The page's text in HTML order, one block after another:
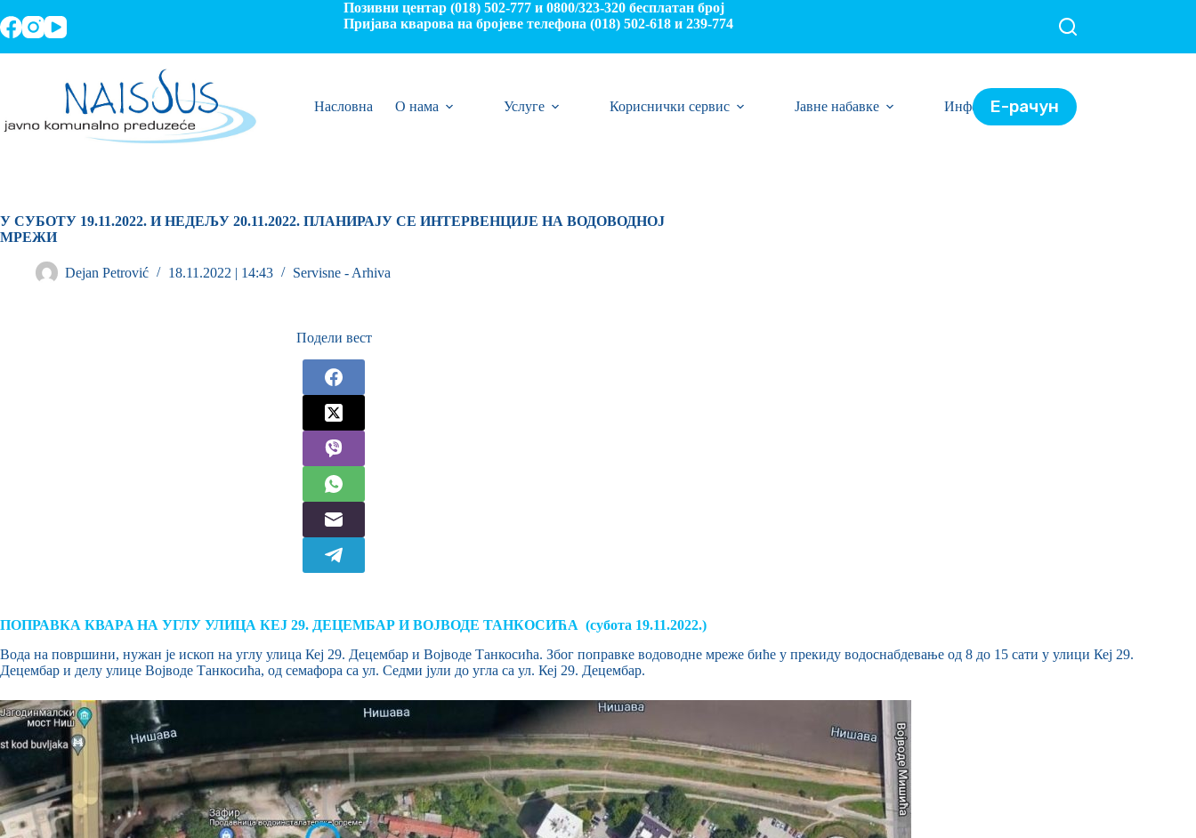
Позивни центар (018) 502-777 и 0800/323-320 бесплатан број
Пријава кварова на бројеве телефона (018) 502-618 и 239-774
Насловна О нама Услуге Кориснички сервис Јавне набавке ИнформацијеЕ-рачун
У СУБОТУ 19.11.2022. И НЕДЕЉУ 20.11.2022. ПЛАНИРАЈУ СЕ ИНТЕРВЕНЦИЈЕ НА ВОДОВОДНОЈ
МРЕЖИ
Dejan Petrović 18.11.2022 | 14:43 Servisne - Arhiva
Подели вест
ПОПРАВКА КВАРA НА УГЛУ УЛИЦА КЕЈ 29. ДЕЦЕМБАР И ВОЈВОДЕ ТАНКОСИЋА (субота 19.11.2022.)
Вода на површини, нужан је ископ на углу улица Кеј 29. Децембар и Војводе Танкосића. Због поправке водоводне мреже биће у прекиду водоснабдевање од 8 до 15 сати у улици Кеј 29.
Децембар и делу улице Војводе Танкосића, од семафора са ул. Седми јули до угла са ул. Кеј 29. Децембар.